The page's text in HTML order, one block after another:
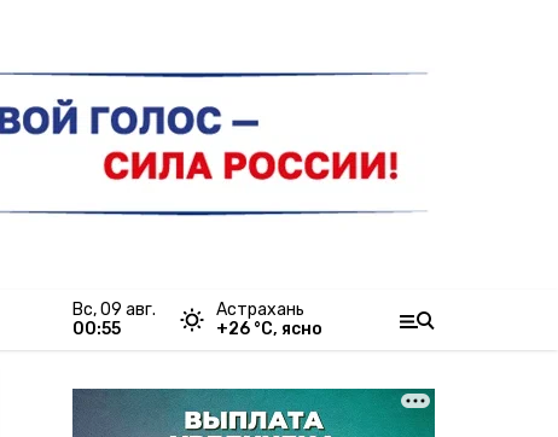
вс, 09 авг.
00:55
Астрахань
+26 °С, ясно